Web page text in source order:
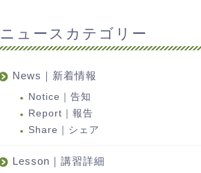
ニュースカテゴリー
News｜新着情報
Notice｜告知
Report｜報告
Share｜シェア
Lesson｜講習詳細